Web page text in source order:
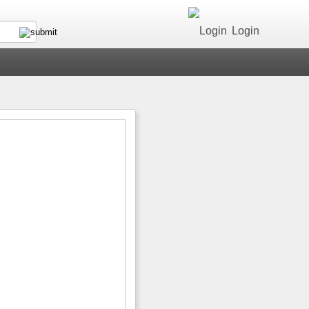
Login